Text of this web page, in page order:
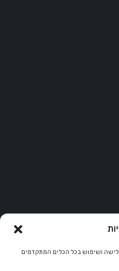
ושימוש בכל הכלים המתקדמים